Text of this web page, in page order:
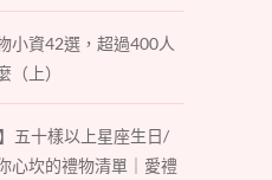
小資42選，超過400人
上）
五十樣以上星座生日/
心坎的禮物清單｜愛禮